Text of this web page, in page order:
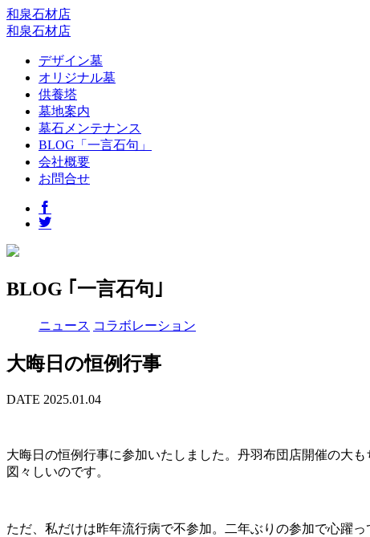
和泉石材店
和泉石材店
デザイン墓
オリジナル墓
供養塔
墓地案内
墓石メンテナンス
BLOG「一言石句」
会社概要
お問合せ
BLOG ｢一言石句｣
ニュース コラボレーション
大晦日の恒例行事
DATE 2025.01.04
大晦日の恒例行事に参加いたしました。丹羽布団店開催の大も
図々しいのです。
ただ、私だけは昨年流行病で不参加。二年ぶりの参加で心躍